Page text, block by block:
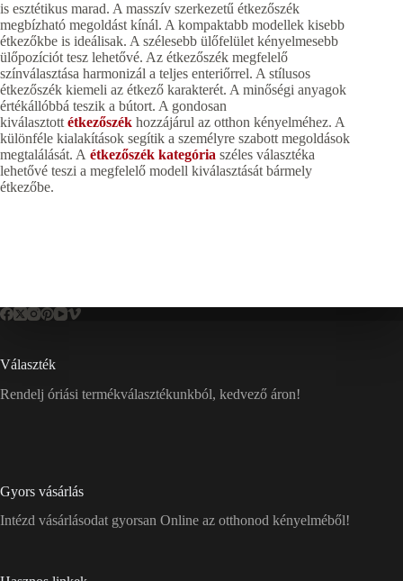
is esztétikus marad. A masszív szerkezetű étkezőszék
megbízható megoldást kínál. A kompaktabb modellek kisebb
étkezőkbe is ideálisak. A szélesebb ülőfelület kényelmesebb
ülőpozíciót tesz lehetővé. Az étkezőszék megfelelő
színválasztása harmonizál a teljes enteriőrrel. A stílusos
étkezőszék kiemeli az étkező karakterét. A minőségi anyagok
értékállóbbá teszik a bútort. A gondosan
kiválasztott étkezőszék hozzájárul az otthon kényelméhez. A
különféle kialakítások segítik a személyre szabott megoldások
megtalálását. A étkezőszék kategória széles választéka
lehetővé teszi a megfelelő modell kiválasztását bármely
étkezőbe.
Választék
Rendelj óriási termékválasztékunkból, kedvező áron!
Gyors vásárlás
Intézd vásárlásodat gyorsan Online az otthonod kényelméből!